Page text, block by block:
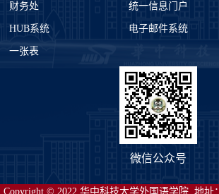
财务处 统一信息门户
HUB系统 电子邮件系统
一张表
微信公众号
Copyright © 2022 华中科技大学外国语学院 地址